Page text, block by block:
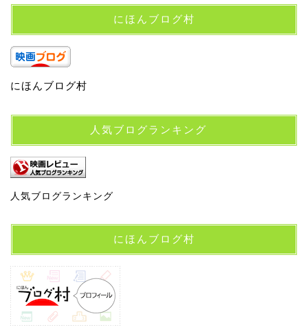
にほんブログ村
にほんブログ村
人気ブログランキング
人気ブログランキング
にほんブログ村